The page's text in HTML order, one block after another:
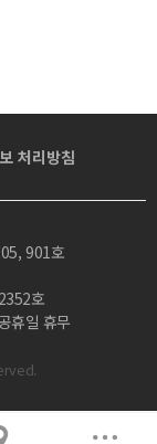
처리방침
901호
호
휴일 휴무